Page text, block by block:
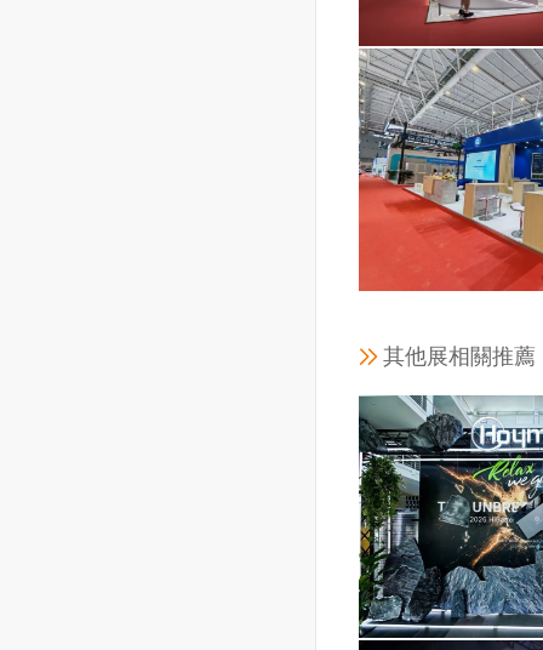
中偉新材料
展覽面積
工程地
工程時間：
分公司（南
展覽面積
工程地
工程時間：
其他展相關推薦